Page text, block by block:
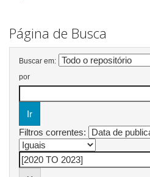
Página de Busca
Buscar em:
por
Filtros correntes: